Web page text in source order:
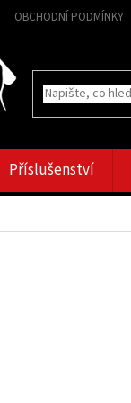
OBCHODNÍ PODMÍNKY
Příslušenství